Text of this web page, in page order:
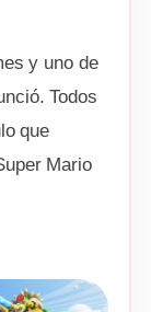
y uno de
Todos
que
Mario